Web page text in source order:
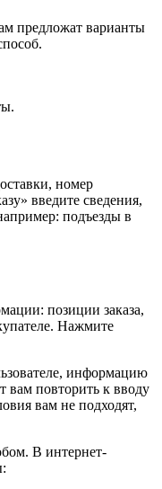
предложат варианты
номер
введите сведения,
подъезды в
позиции заказа,
Нажмите
информацию
вам повторить к вводу
вам не подходят,
В интернет-